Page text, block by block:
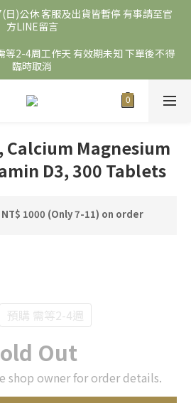
)公休 客服及出貨皆暫停 有事請至官
方LINE留言
等2-4周工作天 有效期未知 下單後不得
臨時取消
Calcium Magnesium
D3, 300 Tablets
1000 (Only 7-11) on order
預購 需等2-4週
Out
shop owner for order details.